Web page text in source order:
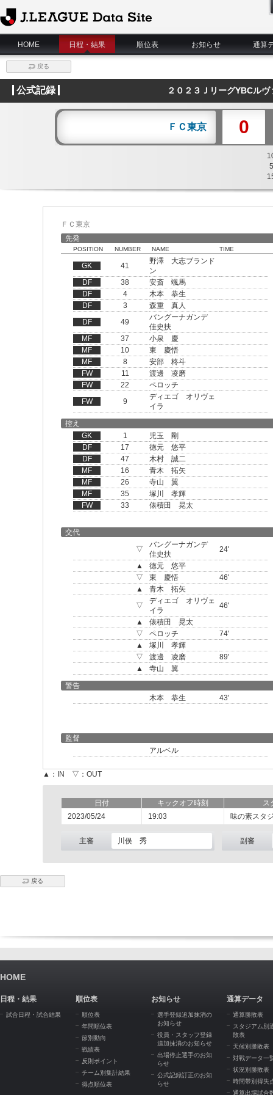
J.League Data Site
HOME
日程・結果 順位表 お知らせ 通算
戻る
公式記録 ２０２３ＪリーグYBCル
ＦＣ東京 0
5
ＦＣ東京
先発
POSITION NUMBER NAME TIME
GK 41
野澤 大志ブランド
ン
DF
38
安斎 颯馬
DF
4
木本 恭生
DF
3
森重 真人
DF
49
バングーナガンデ
佳史扶
MF
37
小泉 慶
MF
10
東 慶悟
MF
8
安部 柊斗
FW
11
渡邊 凌磨
FW
22
ペロッチ
FW
9
ディエゴ オリヴェ
イラ
控え
GK
1
児玉 剛
DF
17
徳元 悠平
DF
47
木村 誠二
MF
16
青木 拓矢
MF
26
寺山 翼
MF
35
塚川 孝輝
FW
33 俵積田 晃太
交代
▽
バングーナガンデ
佳史扶
24'
▲
徳元 悠平
▽
東 慶悟
46'
▲
青木 拓矢
▽
ディエゴ オリヴェ
イラ
46'
▲
俵積田 晃太
▽
ペロッチ
74'
▲
塚川 孝輝
▽
渡邊 凌磨
89'
▲
寺山 翼
警告
木本 恭生
43'
監督
アルベル
▲：IN ▽：OUT
日付 キックオフ時刻
ス
2023/05/24
19:03 味の素スタ
主審 川俣 秀 副審
戻る
HOME
日程・結果
試合日程・試合結果
順位表
順位表
年間順位表
節別動向
戦績表
反則ポイント
チーム別集計結果
得点順位表
お知らせ
選手登録追加抹消の
お知らせ
役員・スタッフ登録
追加抹消のお知らせ
出場停止選手のお知
らせ
公式記録訂正のお知
らせ
通算データ
通算勝敗表
スタジアム別
敗表
天候別勝敗表
対戦データ一
状況別勝敗表
時間帯別得失
通算出場試合